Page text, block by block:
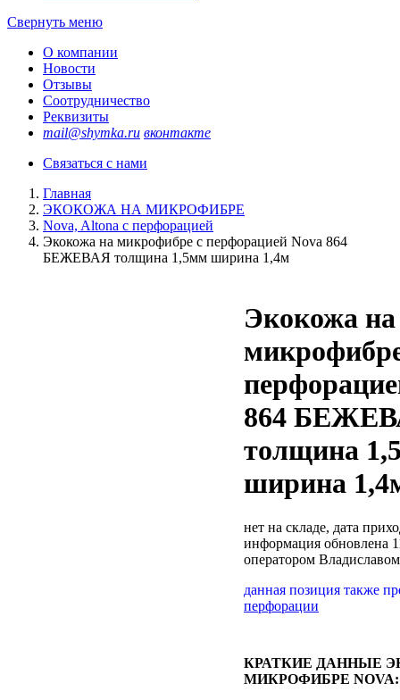
Свернуть меню
О компании
Новости
Отзывы
Соотрудничество
Реквизиты
mail@shymka.ru вконтакте
Связаться с нами
Главная
ЭКОКОЖА НА МИКРОФИБРЕ
Nova, Altona с перфорацией
Экокожа на микрофибре с перфорацией Nova 864
БЕЖЕВАЯ толщина 1,5мм ширина 1,4м
Экокожа на
864
толщина
ширина
нет на складе, дата
информация обновлена
оператором Владиславом
данная позиция также
перфорации
КРАТКИЕ ДАННЫЕ
МИКРОФИБРЕ NOVA: